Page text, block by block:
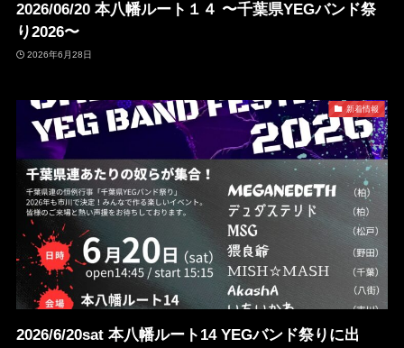
2026/06/20 本八幡ルート１４ 〜千葉県YEGバンド祭
り2026〜
2026年6月28日
新着情報
2026/6/20sat 本八幡ルート14 YEGバンド祭りに出